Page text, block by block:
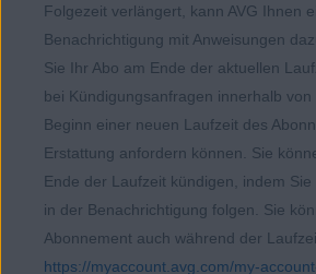
Folgezeit verlängert, kann AVG Ihnen
Benachrichtigung mit Anweisungen
Sie Ihr Abo am Ende der aktuellen
bei Kündigungsanfragen innerhalb von
Beginn einer neuen Laufzeit des
Erstattung anfordern können. Sie
Ende der Laufzeit kündigen, indem Sie
in der Benachrichtigung folgen. Sie
Abonnement auch während der
https://myaccount.avg.com/my-